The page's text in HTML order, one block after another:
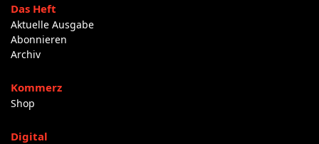
Das Heft
Aktuelle Ausgabe
Abonnieren
Archiv
Kommerz
Shop
Digital